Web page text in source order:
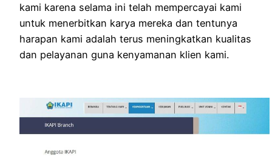
kami karena selama ini telah mempercayai kami
untuk menerbitkan karya mereka dan tentunya
harapan kami adalah terus meningkatkan kualitas
dan pelayanan guna kenyamanan klien kami.